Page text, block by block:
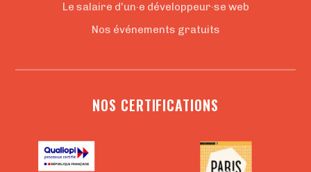
Le salaire d'un·e développeur·se web
Nos événements gratuits
NOS CERTIFICATIONS